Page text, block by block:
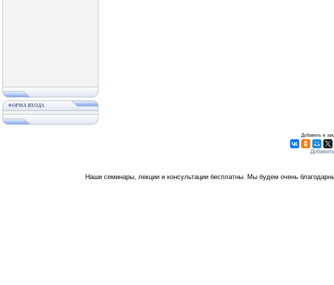
ФОРМА ВХОДА
Добавить в
Наши семинары, лекции и консультации бесплатны. Мы будем очень